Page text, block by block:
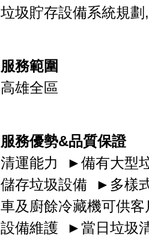
垃圾貯存設備系統規
服務範圍
高雄全區
服務優勢&品質保證
清運能力 ►備有大型
儲存垃圾設備 ►多樣
車及廚餘冷藏機可供客
設備維護 ►當日垃圾